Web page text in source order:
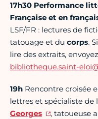
17h30 Performance
Française et en
LSF/FR : lectures de
tatouage et du corps.
lire des extraits,
bibliotheque.saint-
19h Rencontre croisée
lettres et spécialiste de
Georges
, tatoueuse